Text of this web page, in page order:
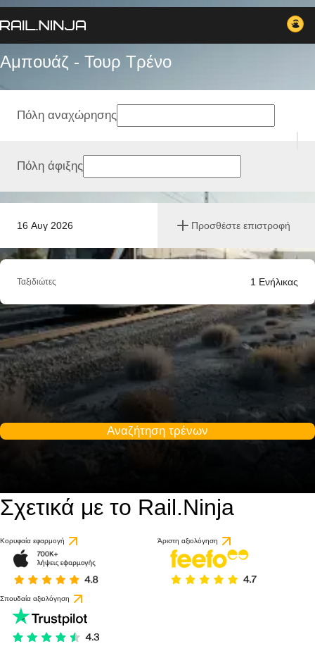
Αμπουάζ - Τουρ Tρένο
16 Αυγ 2026 Προσθέστε επιστροφή
Πόλη αναχώρησης
Πόλη άφιξης
Ταξιδιώτες 1 Ενήλικας
Αναζήτηση τρένων
Σχετικά με το Rail.Ninja
Κορυφαία εφαρμογή Άριστη αξιολόγηση
Σπουδαία αξιολόγηση